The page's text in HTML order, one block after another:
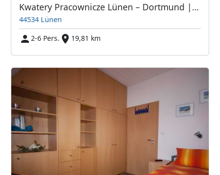
Kwatery Pracownicze Lünen – Dortmund | Apartamenty dla firm
44534 Lünen
2-6 Pers.
19,81 km